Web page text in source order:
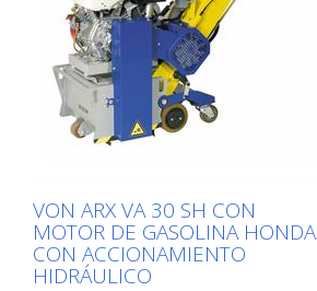
VON ARX VA 30 SH CON
MOTOR DE GASOLINA HONDA
CON ACCIONAMIENTO
HIDRÁULICO